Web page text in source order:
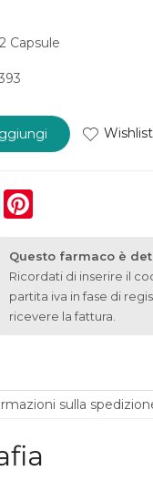
Capsule
Wishlist
Telegram
Questo farmaco è
Ricordati di inserire il
partita iva in fase di
ricevere la fattura.
sulla